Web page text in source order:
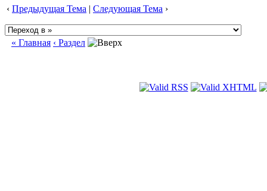
‹ Предыдущая Тема | Следующая Тема ›
« Главная ‹ Раздел